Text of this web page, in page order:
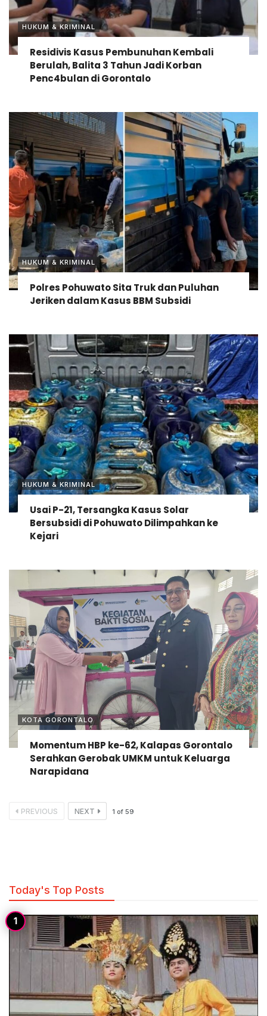
HUKUM & KRIMINAL
Residivis Kasus Pembunuhan Kembali
Berulah, Balita 3 Tahun Jadi Korban
Penc4bulan di Gorontalo
HUKUM & KRIMINAL
Polres Pohuwato Sita Truk dan Puluhan
Jeriken dalam Kasus BBM Subsidi
HUKUM & KRIMINAL
Usai P-21, Tersangka Kasus Solar
Bersubsidi di Pohuwato Dilimpahkan ke
Kejari
KOTA GORONTALO
Momentum HBP ke-62, Kalapas Gorontalo
Serahkan Gerobak UMKM untuk Keluarga
Narapidana
PREVIOUS NEXT 1 of 59
Today's Top Posts